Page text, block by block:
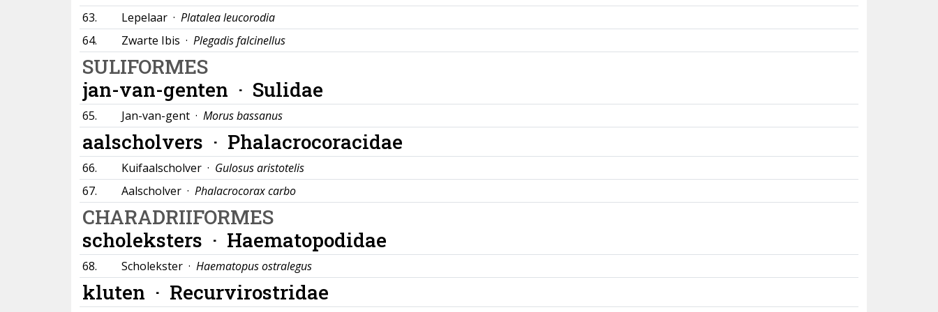
63. Lepelaar · Platalea leucorodia
64.
Zwarte Ibis · Plegadis falcinellus
SULIFORMES
jan-van-genten · Sulidae
65. Jan-van-gent · Morus bassanus
aalscholvers · Phalacrocoracidae
66. Kuifaalscholver · Gulosus aristotelis
67.
Aalscholver · Phalacrocorax carbo
CHARADRIIFORMES
scholeksters · Haematopodidae
68. Scholekster · Haematopus ostralegus
kluten · Recurvirostridae